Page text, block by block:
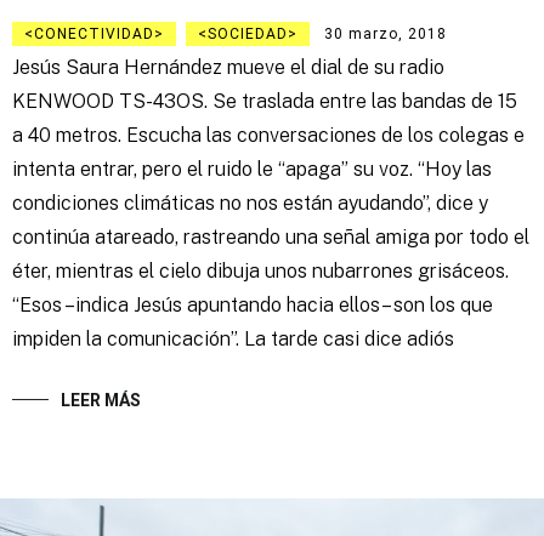
CONECTIVIDAD SOCIEDAD 30 marzo, 2018
Jesús Saura Hernández mueve el dial de su radio
KENWOOD TS-43OS. Se traslada entre las bandas de 15
a 40 metros. Escucha las conversaciones de los colegas e
intenta entrar, pero el ruido le “apaga” su voz. “Hoy las
condiciones climáticas no nos están ayudando”, dice y
continúa atareado, rastreando una señal amiga por todo el
éter, mientras el cielo dibuja unos nubarrones grisáceos.
“Esos –indica Jesús apuntando hacia ellos– son los que
impiden la comunicación”. La tarde casi dice adiós
LEER MÁS